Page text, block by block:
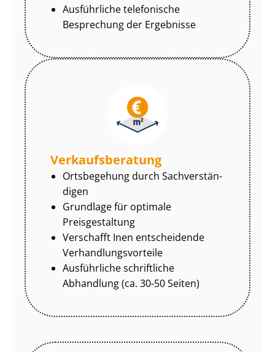
Ausführliche telefonische
Besprechung der Ergebnisse
Ver­kaufs­be­ra­tung
Ortsbegehung durch Sach­ver­stän­
di­gen
Grundlage für optimale
Preisgestaltung
Verschafft Inen entscheidende
Ver­hand­lungs­vor­tei­le
Ausführliche schriftliche
Abhandlung (ca. 30-50 Seiten)